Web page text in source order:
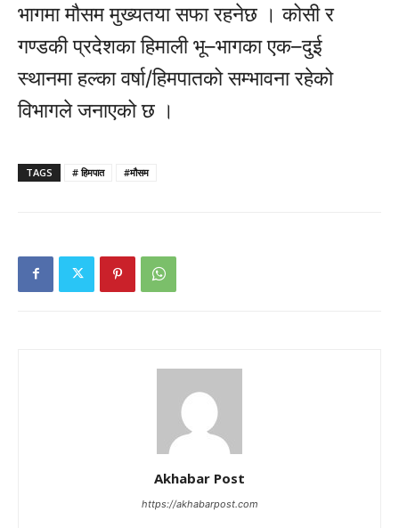
भागमा मौसम मुख्यतया सफा रहनेछ । कोसी र
गण्डकी प्रदेशका हिमाली भू–भागका एक–दुई
स्थानमा हल्का वर्षा/हिमपातको सम्भावना रहेको
विभागले जनाएको छ ।
TAGS # हिमपात #मौसम
Akhabar Post
https://akhabarpost.com